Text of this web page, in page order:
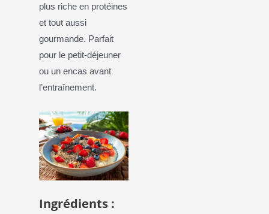
plus riche en protéines
et tout aussi
gourmande. Parfait
pour le petit-déjeuner
ou un encas avant
l’entraînement.
Ingrédients :